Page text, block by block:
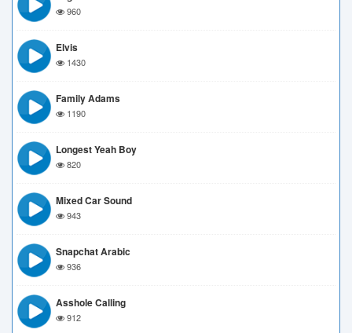
960
Elvis
1430
Family Adams
1190
Longest Yeah Boy
820
Mixed Car Sound
943
Snapchat Arabic
936
Asshole Calling
912